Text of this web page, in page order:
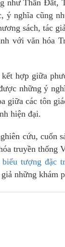
như Thần Đất,
nghĩa cũng
sách, tác
với văn hóa
hợp giữa
những ý
giữa các tôn
hiện đại.
cứu, cuốn
truyền thống
biểu tượng đặc
những khám